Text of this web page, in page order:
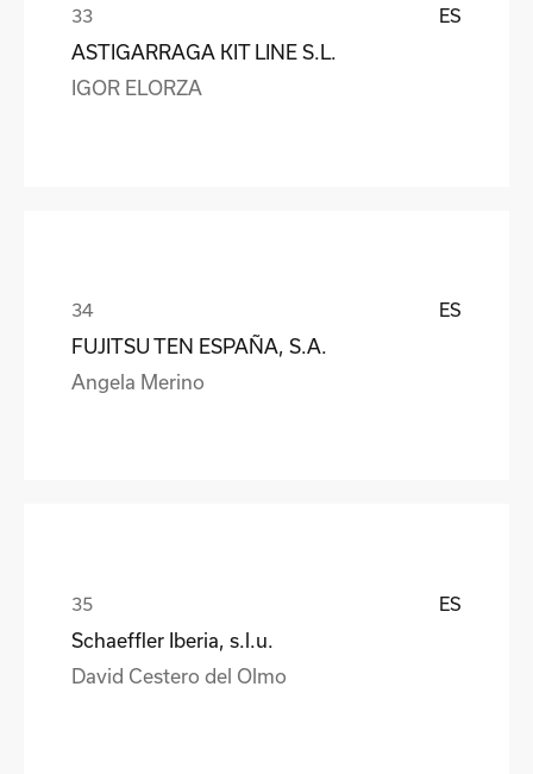
ES
ASTIGARRAGA KIT LINE S.L.
IGOR ELORZA
ES
FUJITSU TEN ESPAÑA, S.A.
Angela Merino
ES
Schaeffler Iberia, s.l.u.
David Cestero del Olmo